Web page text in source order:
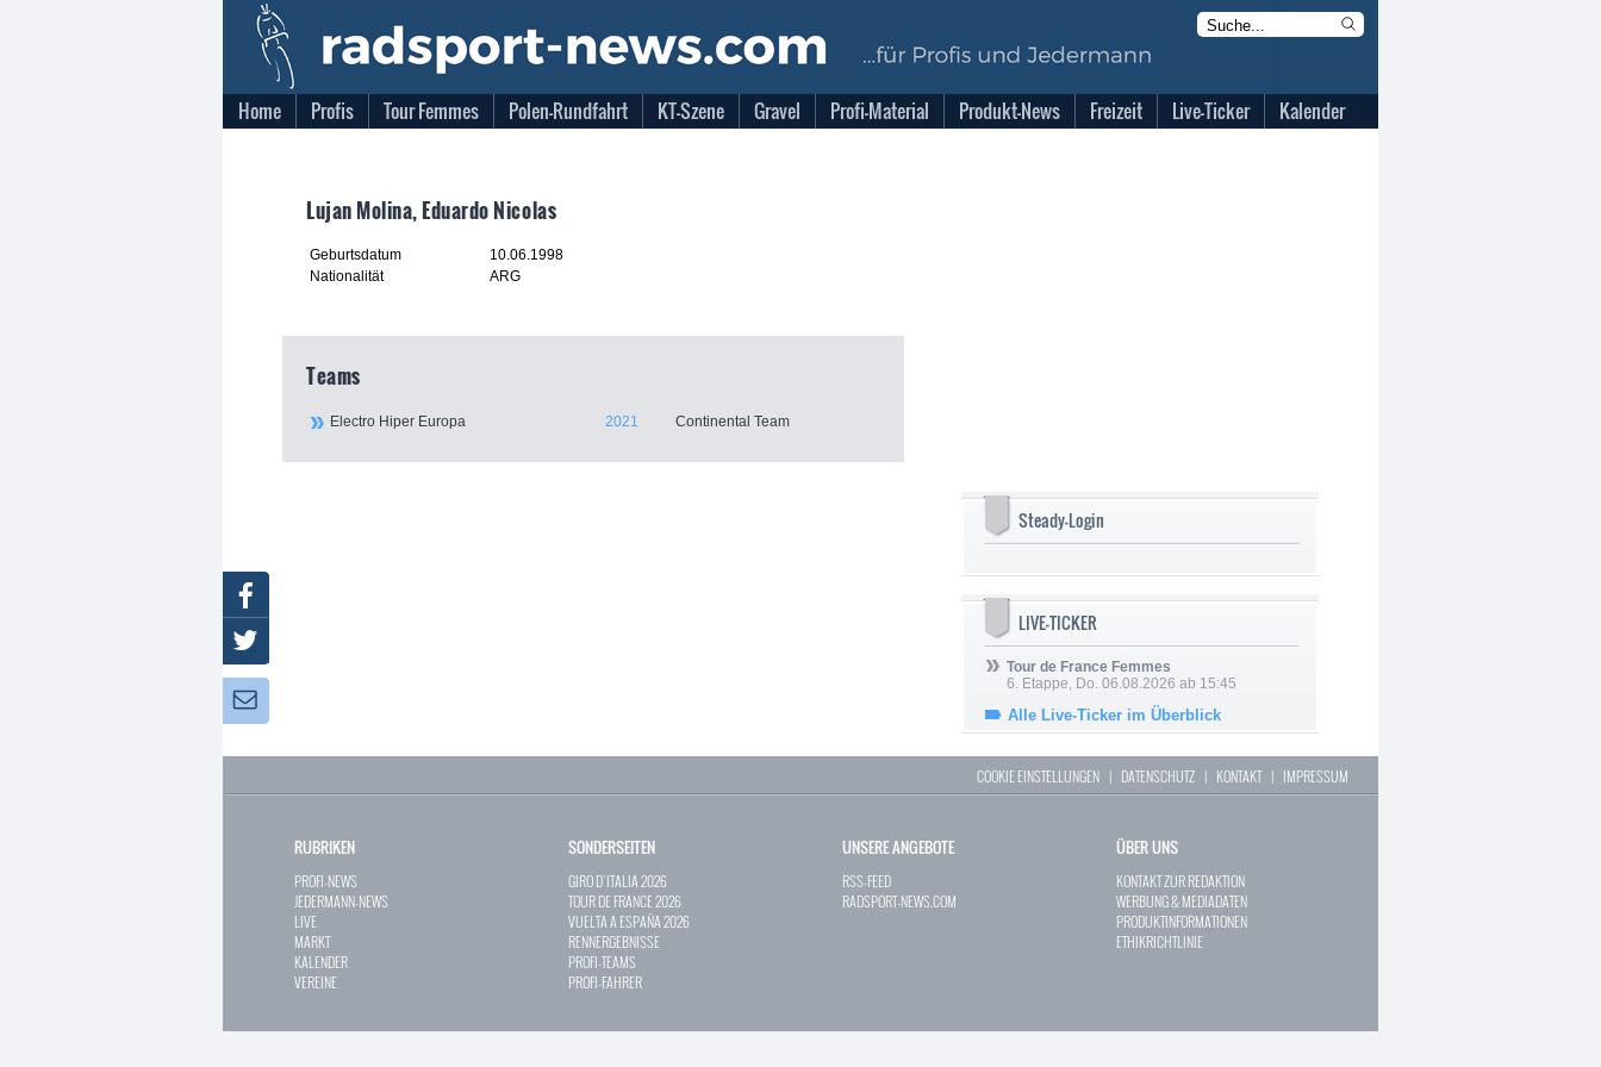
Home Profis Tour Femmes Polen-Rundfahrt KT-Szene Gravel Profi-Material Produkt-News Freizeit Live-Ticker Kalender
Lujan Molina, Eduardo Nicolas
Geburtsdatum
10.06.1998
Nationalität
ARG
Teams
Electro Hiper Europa 2021 Continental Team
Steady-Login
LIVE-TICKER
Tour de France Femmes
6. Etappe, Do. 06.08.2026 ab 15:45
Alle Live-Ticker im Überblick
COOKIE EINSTELLUNGEN | DATENSCHUTZ | KONTAKT| IMPRESSUM
RUBRIKEN
PROFI-NEWS
JEDERMANN-NEWS
LIVE
MARKT
KALENDER
VEREINE
SONDERSEITEN
GIRO D`ITALIA 2026
TOUR DE FRANCE 2026
VUELTA A ESPAÑA 2026
RENNERGEBNISSE
PROFI-TEAMS
PROFI-FAHRER
UNSERE ANGEBOTE
RSS-FEED
RADSPORT-NEWS.COM
ÜBER UNS
KONTAKT ZUR REDAKTION
WERBUNG & MEDIADATEN
PRODUKTINFORMATIONEN
ETHIKRICHTLINIE